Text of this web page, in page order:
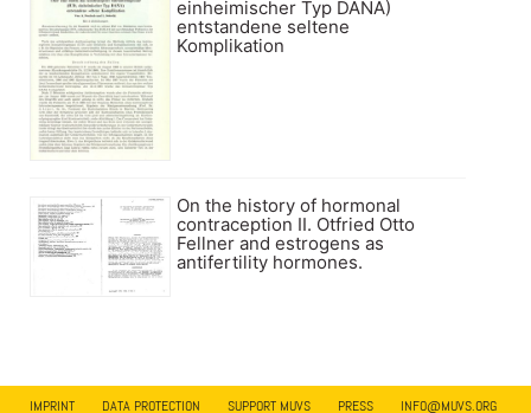
einheimischer Typ DANA)
entstandene seltene
Komplikation
On the history of hormonal
contraception II. Otfried Otto
Fellner and estrogens as
antifertility hormones.
IMPRINT DATA PROTECTION SUPPORT MUVS PRESS INFO@MUVS.ORG